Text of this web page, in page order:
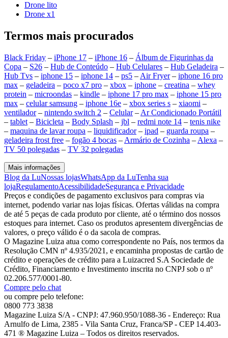
Drone lito
Drone x1
Termos mais procurados
Black Friday – iPhone 17 – iPhone 16 – Álbum de Figurinhas da
Copa – S26 – Hub de Conteúdo – Hub Celulares – Hub Geladeira –
Hub Tvs – iphone 15 – iphone 14 – ps5 – Air Fryer– iphone 16 pro
max – geladeira – poco x7 pro – xbox – iphone – creatina – whey
protein – microondas – kindle – iphone 17 pro max – iphone 15 pro
max – celular samsung – iphone 16e – xbox series s – xiaomi –
ventilador– nintendo switch 2 – Celular– Ar Condicionado Portátil
– tablet – Bicicleta – Body Splash – jbl – redmi note 14 – tenis nike
– maquina de lavar roupa – liquidificador– ipad – guarda roupa –
geladeira frost free – fogão 4 bocas – Armário de Cozinha – Alexa –
TV 50 polegadas – TV 32 polegadas
Mais informações
Blog da LuNossas lojasWhatsApp da LuTenha sua
lojaRegulamentoAcessibilidadeSegurança e Privacidade
Preços e condições de pagamento exclusivos para compras via
internet, podendo variar nas lojas físicas. Ofertas válidas na compra
de até 5 peças de cada produto por cliente, até o término dos nossos
estoques para internet. Caso os produtos apresentem divergências de
valores, o preço válido é o da sacola de compras.
O Magazine Luiza atua como correspondente no País, nos termos da
Resolução CMN nº 4.935/2021, e encaminha propostas de cartão de
crédito e operações de crédito para a Luizacred S.A Sociedade de
Crédito, Financiamento e Investimento inscrita no CNPJ sob o nº
02.206.577/0001-80.
Compre pelo chat
ou compre pelo telefone:
0800 773 3838
Magazine Luiza S/A - CNPJ: 47.960.950/1088-36 - Endereço: Rua
Arnulfo de Lima, 2385 - Vila Santa Cruz, Franca/SP - CEP 14.403-
471 ® Magazine Luiza – Todos os direitos reservados.